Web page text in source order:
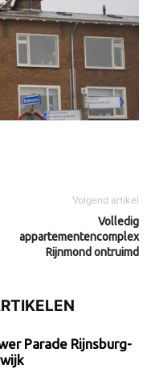
Volgend artikel
Volledig
appartementencomplex
Rijnmond ontruimd
Parade Rijnsburg-